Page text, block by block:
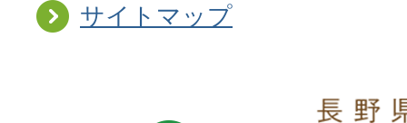
サイトマップ